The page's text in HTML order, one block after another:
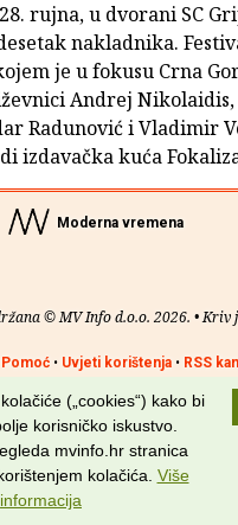
rujna, u dvorani SC
nakladnika.
je u fokusu Crna
Andrej Nikolaidis,
Radunović i Vladimir
izdavačka kuća
Moderna vremena
© MV Info d.o.o. 2026. • Kriv
Pomoć• Uvjeti korištenja• RSS
Potraži nas na:
(„cookies“) kako bi
korisničko iskustvo.
mvinfo.hr stranica
kolačića. Više
informacija